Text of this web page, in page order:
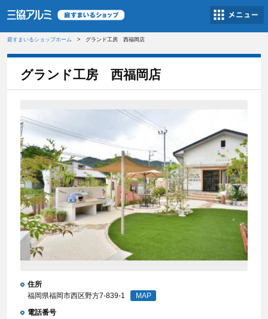
庭すまいるショップホーム グランド工房 西福岡店
グランド工房 西福岡店
住所
福岡県福岡市西区野方7-839-1
MAP
電話番号